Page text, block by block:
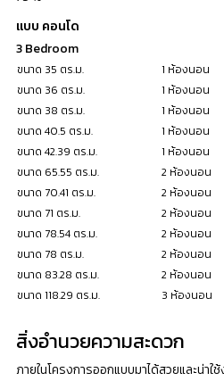
แบบ คอนโด
3 Bedroom
ขนาด 35 ตร.ม. 1 ห้องนอน
ขนาด 36 ตร.ม.
1 ห้องนอน
ขนาด 38 ตร.ม.
1 ห้องนอน
ขนาด 40.5 ตร.ม.
1 ห้องนอน
ขนาด 42.39 ตร.ม.
1 ห้องนอน
ขนาด 65.55 ตร.ม.
2 ห้องนอน
ขนาด 70.41 ตร.ม.
2 ห้องนอน
ขนาด 71 ตร.ม.
2 ห้องนอน
ขนาด 78.54 ตร.ม.
2 ห้องนอน
ขนาด 78 ตร.ม.
2 ห้องนอน
ขนาด 83.28 ตร.ม.
2 ห้องนอน
ขนาด 118.29 ตร.ม.
3 ห้องนอน
สิ่งอำนวยความสะดวก
ภายในโครงการออกแบบมาได้สวยและน่าใ